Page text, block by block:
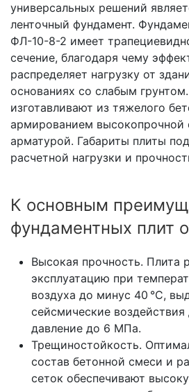
универсальных решений
ленточный фундамент.
ФЛ-10-8-2 имеет
сечение, благодаря чему
распределяет нагрузку от
основаниях со слабым
изготавливают из тяжелого
армированием высокопрочной
арматурой. Габариты плиты
расчетной нагрузки и
К основным
фундаментных плит
Высокая прочность. Плита
эксплуатацию при
воздуха до минус 40 °С,
сейсмические
давление до 6 МПа.
Трещиностойкость.
состав бетонной смеси и
сеток обеспечивают